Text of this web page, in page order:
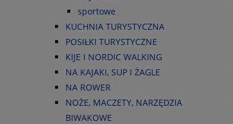
sportowe
KUCHNIA TURYSTYCZNA
POSIŁKI TURYSTYCZNE
KIJE I NORDIC WALKING
NA KAJAKI, SUP I ŻAGLE
NA ROWER
NOŻE, MACZETY, NARZĘDZIA
BIWAKOWE